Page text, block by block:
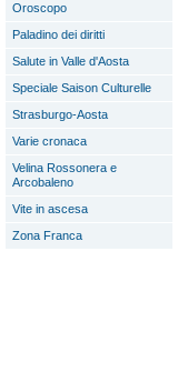
Oroscopo
Paladino dei diritti
Salute in Valle d'Aosta
Speciale Saison Culturelle
Strasburgo-Aosta
Varie cronaca
Velina Rossonera e
Arcobaleno
Vite in ascesa
Zona Franca